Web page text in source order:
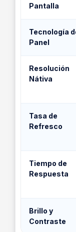
Pantalla
Tecnología
Panel
Resolución
Nátiva
Tasa de
Refresco
Tiempo de
Respuesta
Brillo y
Contraste